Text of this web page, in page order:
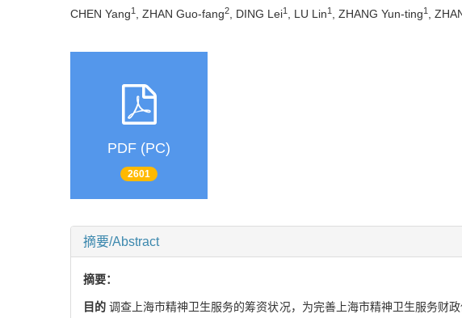
CHEN Yang1 , ZHAN Guo-fang2 , DING Lei1 , LU Lin1 , ZHANG Yun-ting1 ,
PDF (PC)
2601
摘要/Abstract
摘要：
目的调查上海市精神卫生服务的筹资状况，为完善上海市精神卫生服务财政